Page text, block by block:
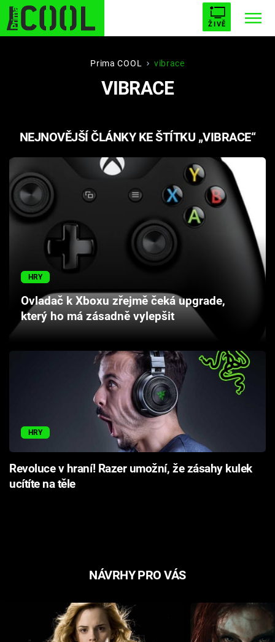
ŽIVĚ
STARHOUSE BUFFY, PŘEMOŽITELKA UPÍRŮ
PLNEJ KOTEL AVENGERS 5
Témata
Filmy
Seriály
Cool Esport
Pořady
TV Program
Sledujte prima+
Sledujte nás
Prima COOL vibrace
VIBRACE
NEJNOVĚJŠÍ ČLÁNKY KE ŠTÍTKU „VIBRACE“
HRY
Ovladač k Xboxu zřejmě čeká upgrade,
který ho má zásadně vylepšit
HRY
Revoluce v hraní! Razer umožní, že zásahy kulek
ucítíte na těle
NÁVRHY PRO VÁS